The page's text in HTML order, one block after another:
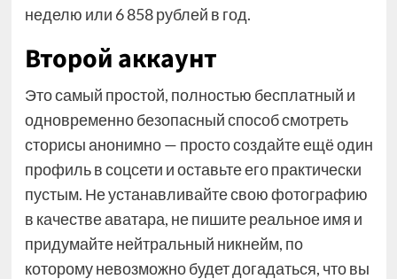
неделю или 6 858 рублей в год.
Второй аккаунт
Это самый простой, полностью бесплатный и
одновременно безопасный способ смотреть
сторисы анонимно — просто создайте ещё один
профиль в соцсети и оставьте его практически
пустым. Не устанавливайте свою фотографию
в качестве аватара, не пишите реальное имя и
придумайте нейтральный никнейм, по
которому невозможно будет догадаться, что вы